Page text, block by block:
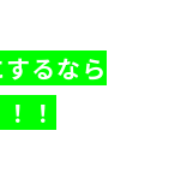
るなら
！